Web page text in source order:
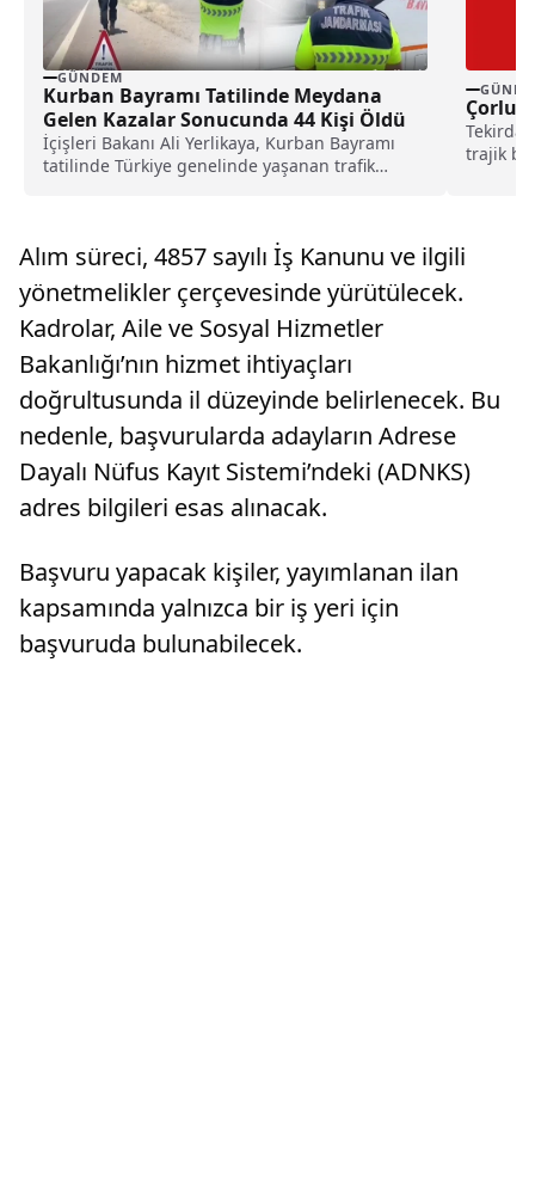
GÜNDEM
Kurban Bayramı Tatilinde Meydana
Gelen Kazalar Sonucunda 44 Kişi Öldü
İçişleri Bakanı Ali Yerlikaya, Kurban Bayramı
tatilinde Türkiye genelinde yaşanan trafik
trajik bir
Alım süreci, 4857 sayılı İş Kanunu ve ilgili
yönetmelikler çerçevesinde yürütülecek.
Kadrolar, Aile ve Sosyal Hizmetler
Bakanlığı’nın hizmet ihtiyaçları
doğrultusunda il düzeyinde belirlenecek. Bu
nedenle, başvurularda adayların Adrese
Dayalı Nüfus Kayıt Sistemi’ndeki (ADNKS)
adres bilgileri esas alınacak.
Başvuru yapacak kişiler, yayımlanan ilan
kapsamında yalnızca bir iş yeri için
başvuruda bulunabilecek.